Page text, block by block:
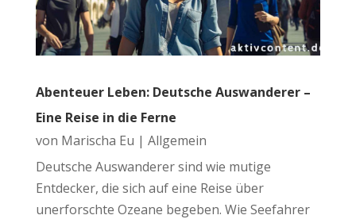
Abenteuer Leben: Deutsche Auswanderer –
Eine Reise in die Ferne
von Marischa Eu | Allgemein
Deutsche Auswanderer sind wie mutige
Entdecker, die sich auf eine Reise über
unerforschte Ozeane begeben. Wie Seefahrer